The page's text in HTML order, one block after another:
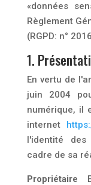
«données
Règlement
(RGPD: n°
1.
En vertu de
juin 2004
numérique, il
internet
l'identité
cadre de sa
Propriétaire